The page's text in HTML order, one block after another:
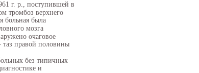
г. р., поступившей в
тромбоз верхнего
больная была
мозга
очаговое
таз правой половины
без типичных
и